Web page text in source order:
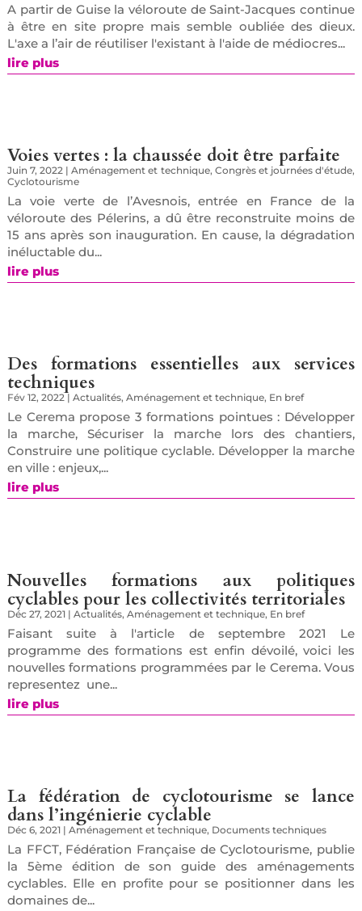
A partir de Guise la véloroute de Saint-Jacques continue
à être en site propre mais semble oubliée des dieux.
L'axe a l’air de réutiliser l'existant à l'aide de médiocres...
lire plus
Voies vertes : la chaussée doit être parfaite
Juin 7, 2022 |Aménagement et technique, Congrès et journées d'étude,
Cyclotourisme
La voie verte de l’Avesnois, entrée en France de la
véloroute des Pélerins, a dû être reconstruite moins de
15 ans après son inauguration. En cause, la dégradation
inéluctable du...
lire plus
Des formations essentielles aux services
techniques
Fév 12, 2022| Actualités, Aménagement et technique, En bref
Le Cerema propose 3 formations pointues : Développer
la marche, Sécuriser la marche lors des chantiers,
Construire une politique cyclable. Développer la marche
en ville : enjeux,...
lire plus
Nouvelles formations aux politiques
cyclables pour les collectivités territoriales
Déc 27, 2021| Actualités, Aménagement et technique, En bref
Faisant suite à l'article de septembre 2021 Le
programme des formations est enfin dévoilé, voici les
nouvelles formations programmées par le Cerema. Vous
representez une...
lire plus
La fédération de cyclotourisme se lance
dans l’ingénierie cyclable
Déc 6, 2021| Aménagement et technique, Documents techniques
La FFCT, Fédération Française de Cyclotourisme, publie
la 5ème édition de son guide des aménagements
cyclables. Elle en profite pour se positionner dans les
domaines de...